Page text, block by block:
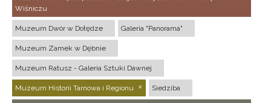
Wiśniczu
Muzeum Dwór w Dołędze Galeria "Panorama"
Muzeum Zamek w Dębnie
Muzeum Ratusz - Galeria Sztuki Dawnej
Muzeum Historii Tarnowa i Regionu Siedziba